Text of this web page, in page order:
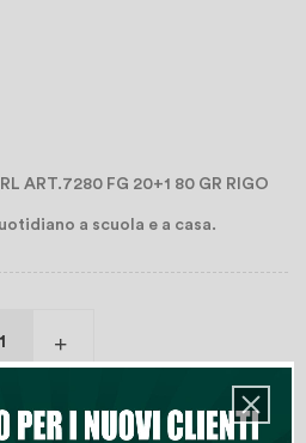
ART.7280 FG 20+1 80 GR RIGO
a scuola e a casa.
Al Carrello